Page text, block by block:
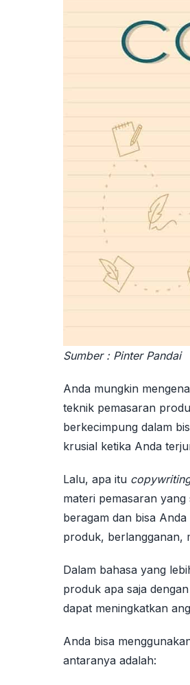
Sumber : Pinter Pandai
Anda mungkin
teknik pemasaran
berkecimpung dalam
krusial ketika Anda
Lalu, apa itu
materi pemasaran
beragam dan bisa
produk, berlangganan,
Dalam bahasa yang
produk apa saja
dapat meningkatkan
Anda bisa
antaranya adalah: